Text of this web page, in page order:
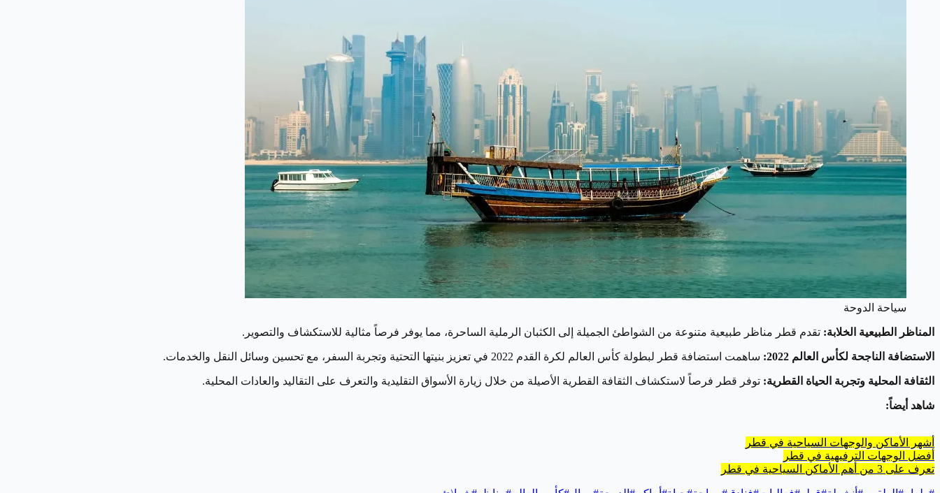
سياحة الدوحة
المناظر الطبيعية الخلابة: تقدم قطر مناظر طبيعية متنوعة من الشواطئ الجميلة إلى الكثبان الرملية الساحرة، مما يوفر فرصاً مثالية للاستكشاف والتصوير.
الاستضافة الناجحة لكأس العالم 2022: ساهمت استضافة قطر لبطولة كأس العالم لكرة القدم 2022 في تعزيز بنيتها التحتية وتجربة السفر، مع تحسين وسائل النقل والخدمات.
الثقافة المحلية وتجربة الحياة القطرية: توفر قطر فرصاً لاستكشاف الثقافة القطرية الأصيلة من خلال زيارة الأسواق التقليدية والتعرف على التقاليد والعادات المحلية.
شاهد أيضاً:
أشهر الأماكن والوجهات السياحية في قطر
أفضل الوجهات الترفيهية في قطر
تعرف على 3 من أهم الأماكن السياحية في قطر